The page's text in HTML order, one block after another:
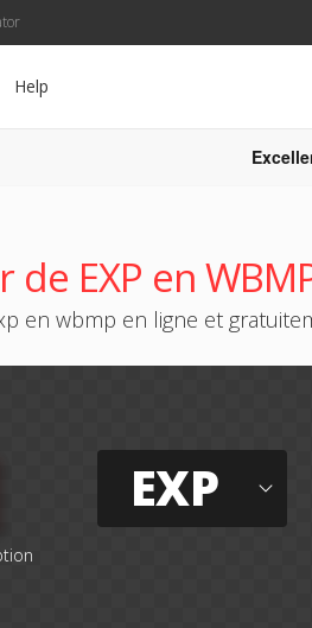
Help
EXP en
en wbmp en ligne et
EXP